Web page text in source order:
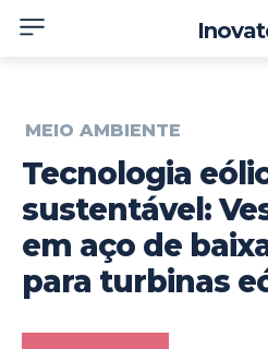
MEIO AMBIENTE
Tecnologia
sustentável:
em aço de
para turbinas